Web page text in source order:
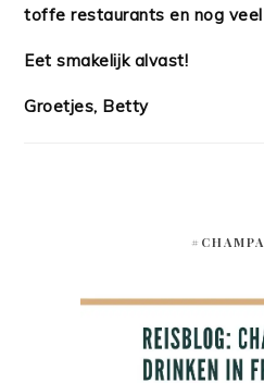
toffe restaurants en nog
Eet smakelijk alvast!
Groetjes, Betty